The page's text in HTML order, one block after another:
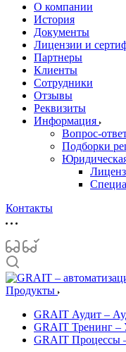
О компании
История
Документы
Лицензии и
Партнеры
Клиенты
Сотрудники
Отзывы
Реквизиты
Информация
Вопрос-
Подборки
Контакты
Продукты
GRAIT Аудит –
GRAIT Тренинг –
GRAIT Процессы